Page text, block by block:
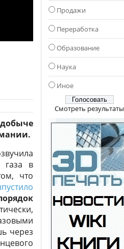
газа в
что
через
Продажи
Переработка
Образование
Наука
Иное
Смотреть результаты